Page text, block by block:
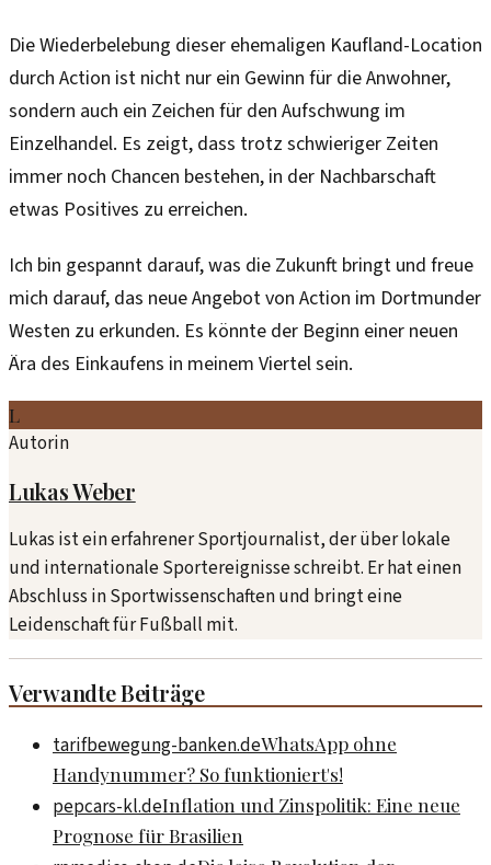
Die Wiederbelebung dieser ehemaligen Kaufland-Location
durch Action ist nicht nur ein Gewinn für die Anwohner,
sondern auch ein Zeichen für den Aufschwung im
Einzelhandel. Es zeigt, dass trotz schwieriger Zeiten
immer noch Chancen bestehen, in der Nachbarschaft
etwas Positives zu erreichen.
Ich bin gespannt darauf, was die Zukunft bringt und freue
mich darauf, das neue Angebot von Action im Dortmunder
Westen zu erkunden. Es könnte der Beginn einer neuen
Ära des Einkaufens in meinem Viertel sein.
L
Autorin
Lukas Weber
Lukas ist ein erfahrener Sportjournalist, der über lokale
und internationale Sportereignisse schreibt. Er hat einen
Abschluss in Sportwissenschaften und bringt eine
Leidenschaft für Fußball mit.
Verwandte Beiträge
tarifbewegung-banken.deWhatsApp ohne
Handynummer? So funktioniert's!
pepcars-kl.deInflation und Zinspolitik: Eine neue
Prognose für Brasilien